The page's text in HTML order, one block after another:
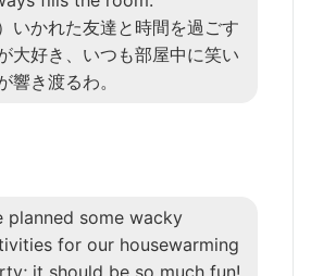
いかれた友達と時間を過ごす
大好き、いつも部屋中に笑い
響き渡るわ。
planned some wacky
for our housewarming
it should be so much fun!